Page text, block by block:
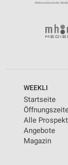
WEEKLI
Startseite
Alle
Angebote
Magazin